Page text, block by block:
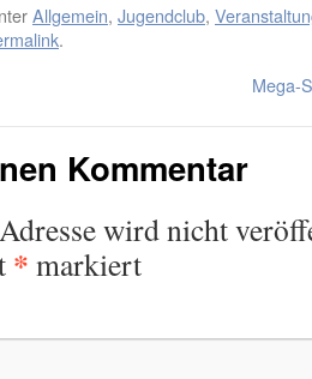
Allgemein, Jugendclub,
.
Mega-
Kommentar
wird nicht
* markiert